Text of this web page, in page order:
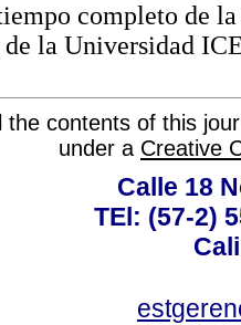
completo de
la Universidad
the contents of this
under a Creative
Calle 18
TEl: (57-2)